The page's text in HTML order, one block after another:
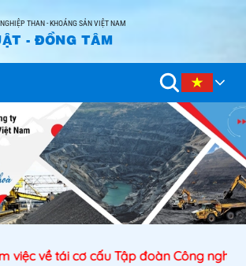
THAN - KHOÁNG SẢN VIỆT NAM
- ĐỒNG TÂM
về tái cơ cấu Tập đoàn Công nghiệp